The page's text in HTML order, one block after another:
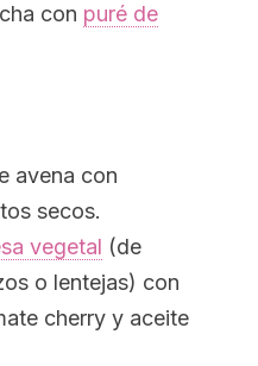
con puré de
avena con
secos.
vegetal (de
o lentejas) con
cherry y aceite